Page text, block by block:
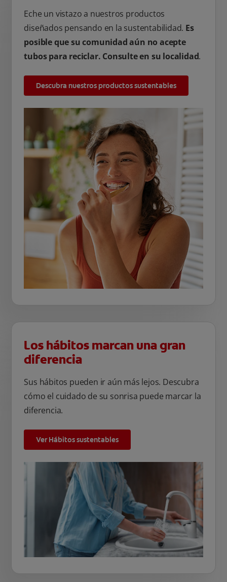
Eche un vistazo a nuestros productos
diseñados pensando en la sustentabilidad. Es
posible que su comunidad aún no acepte
tubos para reciclar. Consulte en su localidad.
Descubra nuestros productos sustentables
Los hábitos marcan una gran
diferencia
Sus hábitos pueden ir aún más lejos. Descubra
cómo el cuidado de su sonrisa puede marcar la
diferencia.
Ver Hábitos sustentables